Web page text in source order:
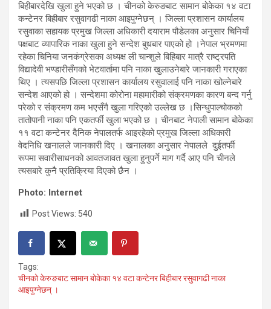
बिहीबारदेखि खुला हुने भएको छ । चीनको केरुङबाट सामान बोकेका १४ वटा
कन्टेनर बिहीबार रसुवागढी नाका आइपुग्नेछन् । जिल्ला प्रशासन कार्यालय
रसुवाका सहायक प्रमुख जिल्ला अधिकारी दयाराम पौडेलका अनुसार चिनियाँ
पक्षबाट व्यापारिक नाका खुला हुने सन्देश बुधबार पाएको हो ।नेपाल भ्रमणमा
रहेका चिनिया जनकंग्रेसका अध्यक्ष ली चान्शुले बिहिबार मात्रै राष्ट्रपति
विद्यादेवी भण्डारीसँगको भेटवार्तामा पनि नाका खुलाउनेबारे जानकारी गराएका
थिए । त्यसपछि जिल्ला प्रशासन कार्यालय रसुवालाई पनि नाका खोल्नेबारे
सन्देश आएको हो । सन्देशमा कोरोना महामारीको संक्रमणका कारण बन्द गर्नु
परेको र संक्रमण कम भएसँगै खुला गरिएको उल्लेख छ ।सिन्धुपाल्चोकको
तातोपानी नाका पनि एकतर्फी खुला भएको छ । चीनबाट नेपाली सामान बोकेका
११ वटा कन्टेनर दैनिक नेपालतर्फ आइरहेको प्रमुख जिल्ला अधिकारी
वेदनिधि खनालले जानकारी दिए । खनालका अनुसार नेपालले दुईतर्फी
रूपमा सवारीसाधनको आवतजावत खुला हुनुपर्ने माग गर्दै आए पनि चीनले
त्यसबारे कुनै प्रतिक्रिया दिएको छैन ।
Photo: Internet
Post Views: 540
Tags:
चीनको केरुङबाट सामान बोकेका १४ वटा कन्टेनर बिहीबार रसुवागढी नाका
आइपुग्नेछन् ।